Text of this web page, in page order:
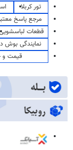
تور کربلا
مرجع پاسخ
قطعات
نمایندگی بوش
قیمت و